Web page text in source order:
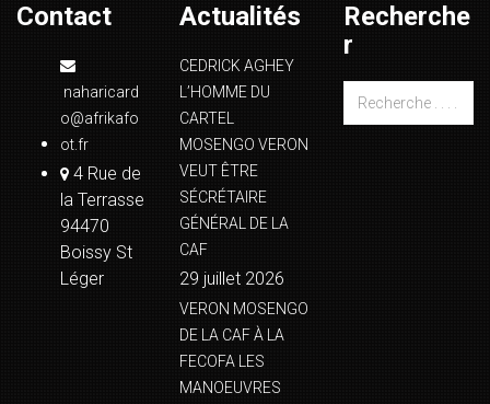
Contact
naharicard
o@afrikafo
ot.fr
4 Rue de
la Terrasse
94470
Boissy St
Léger
Actualités
CEDRICK AGHEY
L’HOMME DU
CARTEL
MOSENGO VERON
VEUT ÊTRE
SÉCRÉTAIRE
GÉNÉRAL DE LA
CAF
29 juillet 2026
VERON MOSENGO
DE LA CAF À LA
FECOFA LES
MANOEUVRES
Recherche
r